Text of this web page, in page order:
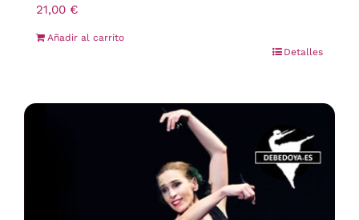
21,00 €
Añadir al carrito
Detalles